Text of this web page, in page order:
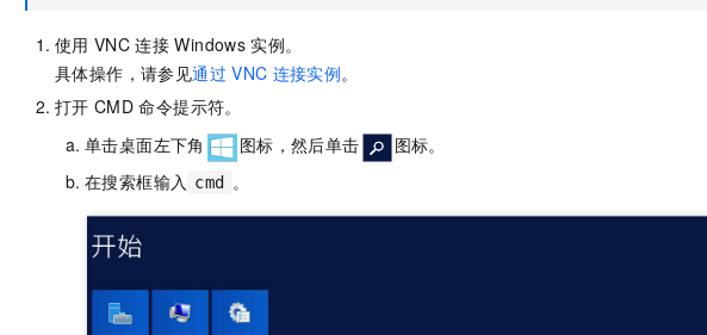
使用 VNC 连接 Windows 实例。
具体操作，请参见通过 VNC 连接实例。
打开 CMD 命令提示符。
单击桌面左下角
图标，然后单击
图标。
在搜索框输入
cmd 。